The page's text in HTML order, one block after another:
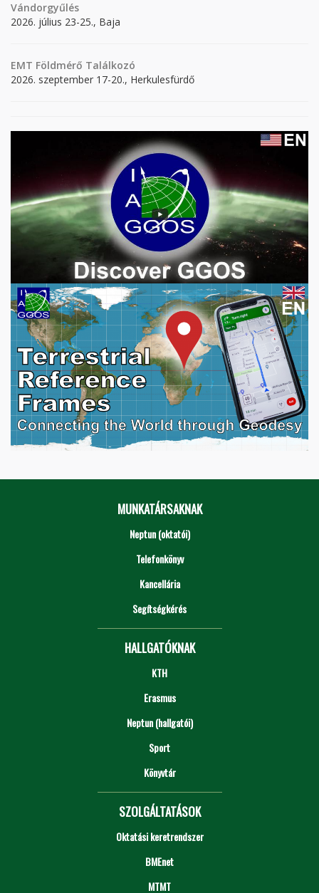
Vándorgyűlés
2026. július 23-25., Baja
EMT Földmérő Találkozó
2026. szeptember 17-20., Herkulesfürdő
MUNKATÁRSAKNAK
Neptun (oktatói)
Telefonkönyv
Kancellária
Segítségkérés
HALLGATÓKNAK
KTH
Erasmus
Neptun (hallgatói)
Sport
Könyvtár
SZOLGÁLTATÁSOK
Oktatási keretrendszer
BMEnet
MTMT